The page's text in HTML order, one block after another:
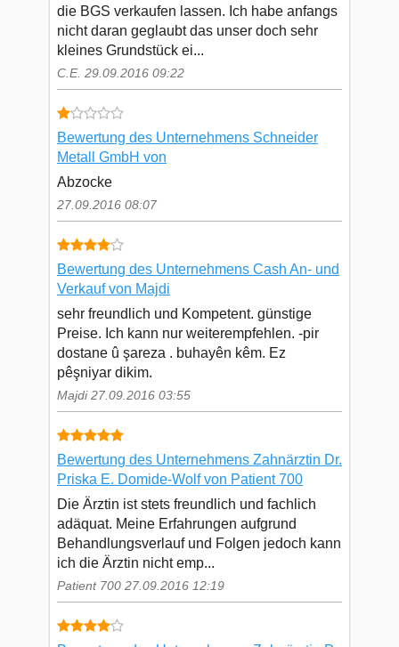
die BGS verkaufen lassen. Ich habe anfangs
nicht daran geglaubt das unser doch sehr
kleines Grundstück ei...
C.E. 29.09.2016 09:22
Bewertung des Unternehmens Schneider
Metall GmbH von
Abzocke
27.09.2016 08:07
Bewertung des Unternehmens Cash An- und
Verkauf von Majdi
sehr freundlich und Kompetent. günstige
Preise. Ich kann nur weiterempfehlen. -pir
dostane û şareza . buhayên kêm. Ez
pêşniyar dikim.
Majdi 27.09.2016 03:55
Bewertung des Unternehmens Zahnärztin Dr.
Priska E. Domide-Wolf von Patient 700
Die Ärztin ist stets freundlich und fachlich
adäquat. Meine Erfahrungen aufgrund
Behandlungsverlauf und Folgen jedoch kann
ich die Ärztin nicht emp...
Patient 700 27.09.2016 12:19